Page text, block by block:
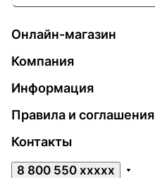
Онлайн-магазин
Компания
Информация
Правила и соглашения
Контакты
8 800 550 xxxxx